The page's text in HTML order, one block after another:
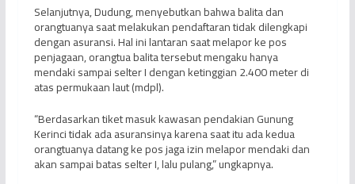
Selanjutnya, Dudung, menyebutkan bahwa balita dan
orangtuanya saat melakukan pendaftaran tidak dilengkapi
dengan asuransi. Hal ini lantaran saat melapor ke pos
penjagaan, orangtua balita tersebut mengaku hanya
mendaki sampai selter I dengan ketinggian 2.400 meter di
atas permukaan laut (mdpl).
“Berdasarkan tiket masuk kawasan pendakian Gunung
Kerinci tidak ada asuransinya karena saat itu ada kedua
orangtuanya datang ke pos jaga izin melapor mendaki dan
akan sampai batas selter I, lalu pulang,” ungkapnya.